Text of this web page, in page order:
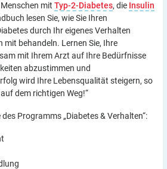
mit Typ-2-Diabetes, die Insulin
lesen Sie, wie Sie Ihren
durch Ihr eigenes Verhalten
behandeln. Lernen Sie, Ihre
mit Ihrem Arzt auf Ihre Bedürfnisse
abzustimmen und
wird Ihre Lebensqualität steigern, so
dem richtigen Weg!“
Programms „Diabetes & Verhalten“: